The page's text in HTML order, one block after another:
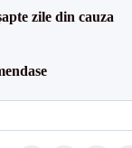
zile din cauza